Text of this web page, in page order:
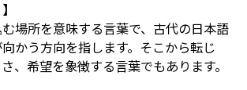
場所を意味する言葉で、古代の日本語
かう方向を指します。そこから転じ
、希望を象徴する言葉でもあります。